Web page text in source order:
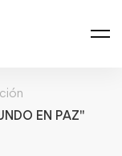
EN PAZ"